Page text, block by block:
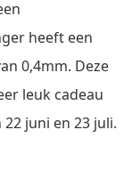
heeft een
0,4mm. Deze
leuk cadeau
juni en 23 juli.